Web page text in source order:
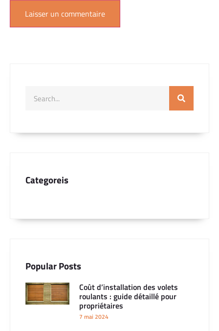
Categoreis
Popular Posts
Coût d’installation des volets
roulants : guide détaillé pour
propriétaires
7 mai 2024